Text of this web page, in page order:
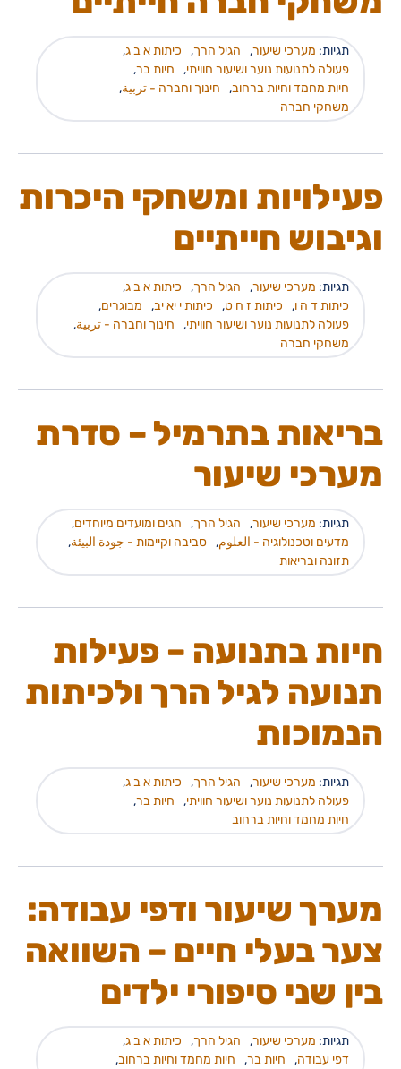
תגיות: מערכי שיעור, הגיל הרך, כיתות א ב ג,
פעולה לתנועות נוער ושיעור חוויתי, חיות בר,
חיות מחמד וחיות ברחוב, חינוך וחברה - تربية,
משחקי חברה
פעילויות ומשחקי היכרות
וגיבוש חייתיים
תגיות: מערכי שיעור, הגיל הרך, כיתות א ב ג,
כיתות ד ה ו, כיתות ז ח ט, כיתות י יא יב, מבוגרים,
פעולה לתנועות נוער ושיעור חוויתי, חינוך וחברה - تربية,
משחקי חברה
בריאות בתרמיל – סדרת
מערכי שיעור
תגיות: מערכי שיעור, הגיל הרך, חגים ומועדים מיוחדים,
מדעים וטכנולוגיה - العلوم, סביבה וקיימות - جودة البيئة,
תזונה ובריאות
חיות בתנועה – פעילות
תנועה לגיל הרך ולכיתות
הנמוכות
תגיות: מערכי שיעור, הגיל הרך, כיתות א ב ג,
פעולה לתנועות נוער ושיעור חוויתי, חיות בר,
חיות מחמד וחיות ברחוב
מערך שיעור ודפי עבודה:
צער בעלי חיים – השוואה
בין שני סיפורי ילדים
תגיות: מערכי שיעור, הגיל הרך, כיתות א ב ג,
דפי עבודה, חיות בר, חיות מחמד וחיות ברחוב,